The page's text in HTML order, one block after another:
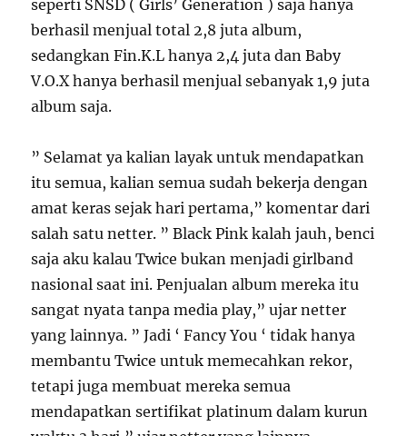
seperti SNSD ( Girls’ Generation ) saja hanya
berhasil menjual total 2,8 juta album,
sedangkan Fin.K.L hanya 2,4 juta dan Baby
V.O.X hanya berhasil menjual sebanyak 1,9 juta
album saja.
” Selamat ya kalian layak untuk mendapatkan
itu semua, kalian semua sudah bekerja dengan
amat keras sejak hari pertama,” komentar dari
salah satu netter. ” Black Pink kalah jauh, benci
saja aku kalau Twice bukan menjadi girlband
nasional saat ini. Penjualan album mereka itu
sangat nyata tanpa media play,” ujar netter
yang lainnya. ” Jadi ‘ Fancy You ‘ tidak hanya
membantu Twice untuk memecahkan rekor,
tetapi juga membuat mereka semua
mendapatkan sertifikat platinum dalam kurun